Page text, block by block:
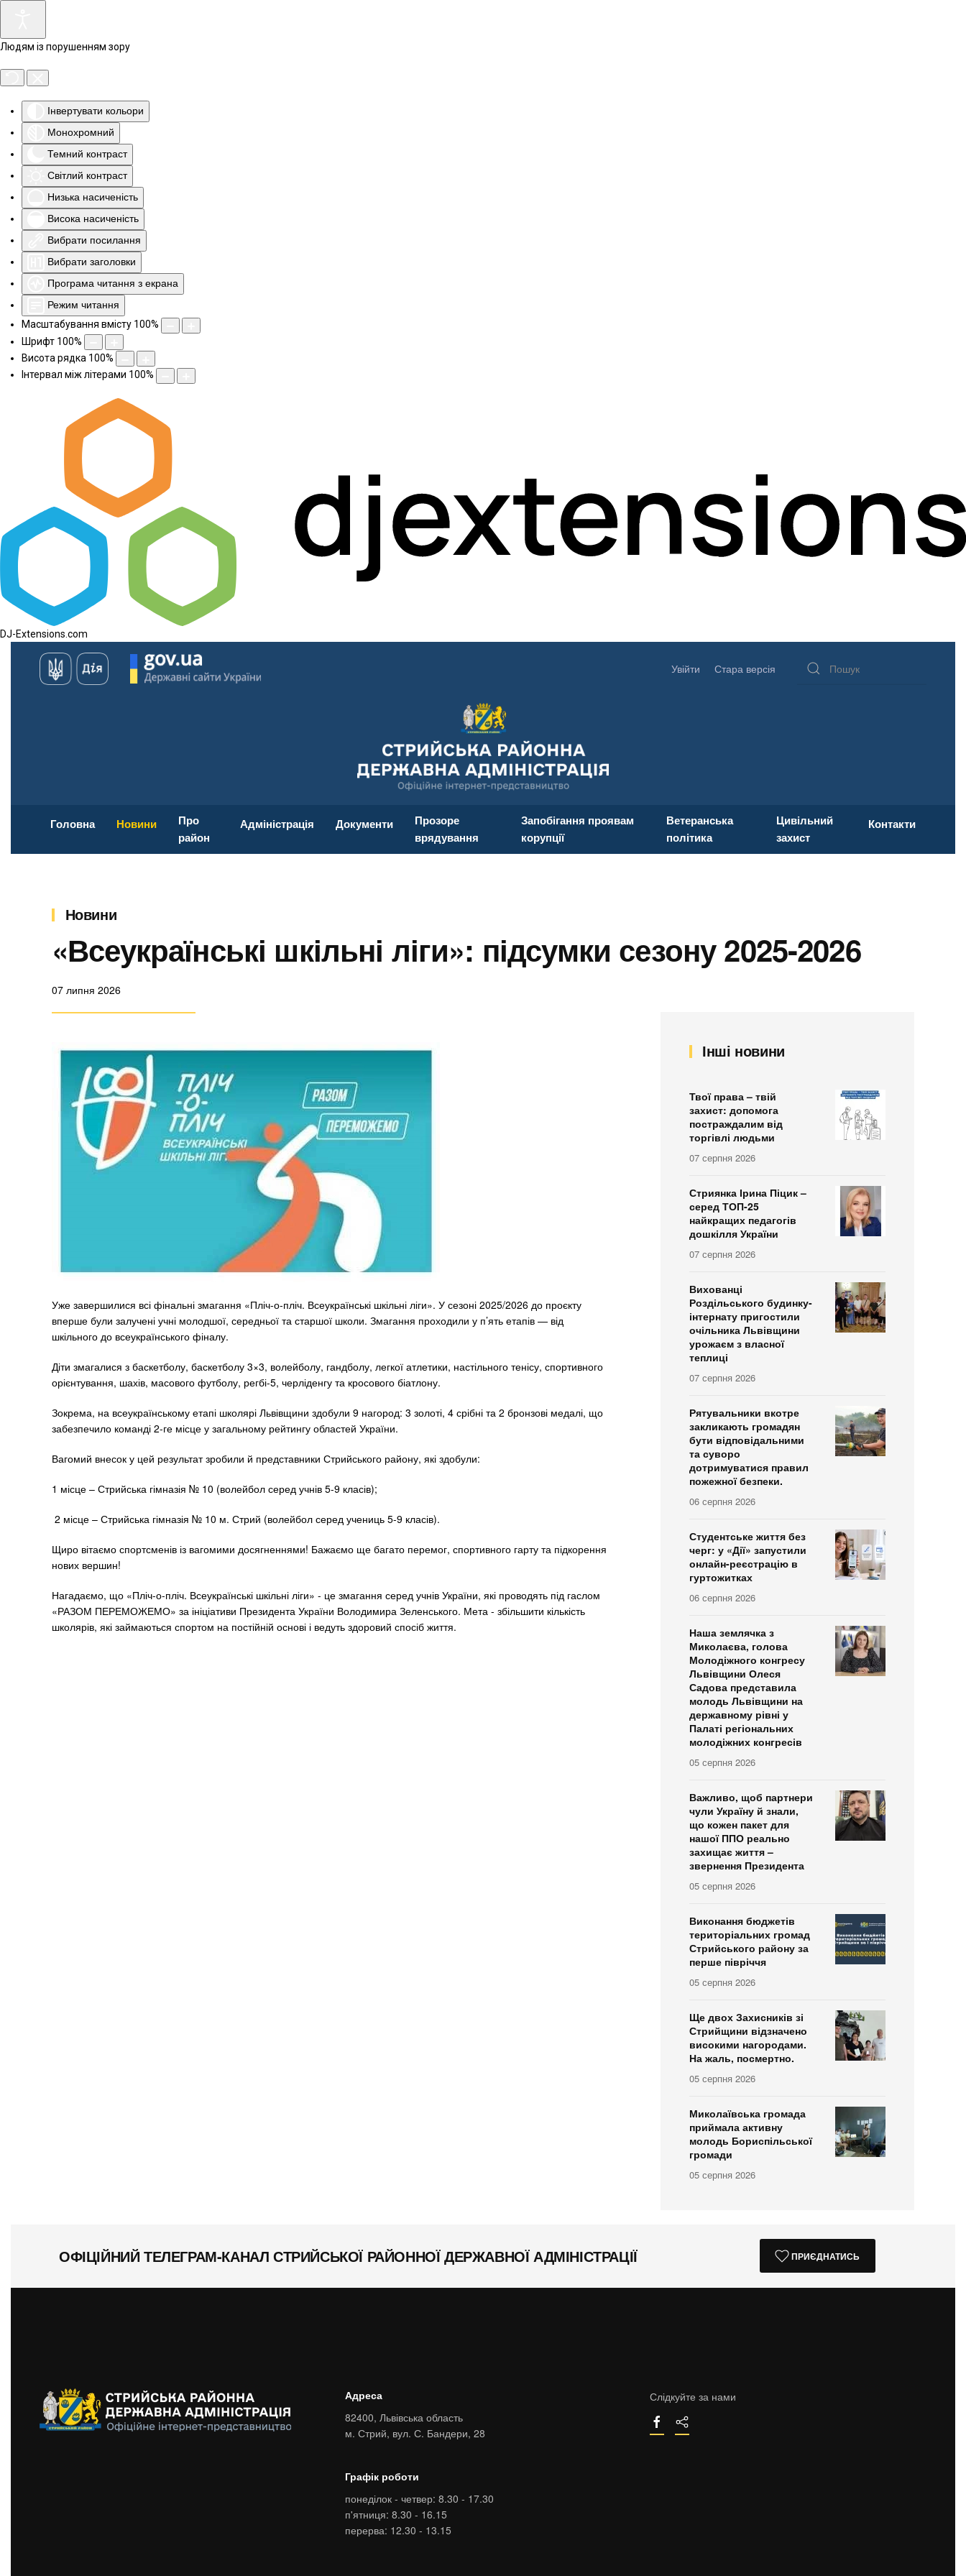
Людям із порушенням зору
Інвертувати кольори
Монохромний
Темний контраст
Світлий контраст
Низька насиченість
Висока насиченість
Вибрати посилання
Вибрати заголовки
Програма читання з екрана
Режим читання
Масштабування вмісту 100%
Шрифт 100%
Висота рядка 100%
Інтервал між літерами 100%
DJ-Extensions.com
Увійти Стара версія
Головна Новини
Про
район
Адміністрація Документи
Прозоре
врядування
Запобігання проявам
корупції
Ветеранська
політика
Цивільний
захист
Контакти
Новини
«Всеукраїнські шкільні ліги»: підсумки сезону 2025-2026
07 липня 2026
Уже завершилися всі фінальні змагання «Пліч-о-пліч. Всеукраїнські шкільні ліги». У сезоні 2025/2026 до проєкту
вперше були залучені учні молодшої, середньої та старшої школи. Змагання проходили у п’ять етапів — від
шкільного до всеукраїнського фіналу.
️Діти змагалися з баскетболу, баскетболу 3×3, волейболу, гандболу, легкої атлетики, настільного тенісу, спортивного
орієнтування, шахів, масового футболу, регбі-5, черліденгу та кросового біатлону.
Зокрема, на всеукраїнському етапі школярі Львівщини здобули 9 нагород: 3 золоті, 4 срібні та 2 бронзові медалі, що
забезпечило команді 2-ге місце у загальному рейтингу областей України.
Вагомий внесок у цей результат зробили й представники Стрийського району, які здобули:
1 місце – Стрийська гімназія № 10 (волейбол серед учнів 5-9 класів);
2 місце – Стрийська гімназія № 10 м. Стрий (волейбол серед учениць 5-9 класів).
Щиро вітаємо спортсменів із вагомими досягненнями! Бажаємо ще багато перемог, спортивного гарту та підкорення
нових вершин!
Нагадаємо, що «Пліч-о-пліч. Всеукраїнські шкільні ліги» - це змагання серед учнів України, які проводять під гаслом
«РАЗОМ ПЕРЕМОЖЕМО» за ініціативи Президента України Володимира Зеленського. Мета - збільшити кількість
школярів, які займаються спортом на постійній основі і ведуть здоровий спосіб життя.
Інші новини
Твої права – твій
захист: допомога
постраждалим від
торгівлі людьми
07 серпня 2026
Стриянка Ірина Піцик –
серед ТОП-25
найкращих педагогів
дошкілля України
07 серпня 2026
Вихованці
Роздільського будинку-
інтернату пригостили
очільника Львівщини
урожаєм з власної
теплиці
07 серпня 2026
Рятувальники вкотре
закликають громадян
бути відповідальними
та суворо
дотримуватися правил
пожежної безпеки.
06 серпня 2026
Студентське життя без
черг: у «Дії» запустили
онлайн-реєстрацію в
гуртожитках
06 серпня 2026
Наша землячка з
Миколаєва, голова
Молодіжного конгресу
Львівщини Олеся
Садова представила
молодь Львівщини на
державному рівні у
Палаті регіональних
молодіжних конгресів
05 серпня 2026
Важливо, щоб партнери
чули Україну й знали,
що кожен пакет для
нашої ППО реально
захищає життя –
звернення Президента
05 серпня 2026
Виконання бюджетів
територіальних громад
Стрийського району за
перше півріччя
05 серпня 2026
Ще двох Захисників зі
Стрийщини відзначено
високими нагородами.
На жаль, посмертно.
05 серпня 2026
Миколаївська громада
приймала активну
молодь Бориспільської
громади
05 серпня 2026
ОФІЦІЙНИЙ ТЕЛЕГРАМ-КАНАЛ СТРИЙСЬКОЇ РАЙОННОЇ ДЕРЖАВНОЇ АДМІНІСТРАЦІЇ ПРИЄДНАТИСЬ
Адреса
82400, Львівська область
м. Стрий, вул. С. Бандери, 28
Графік роботи
понеділок - четвер: 8.30 - 17.30
п'ятниця: 8.30 - 16.15
перерва: 12.30 - 13.15
Слідкуйте за нами